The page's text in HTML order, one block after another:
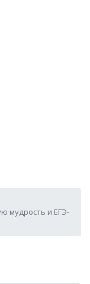
мудрость и ЕГЭ-